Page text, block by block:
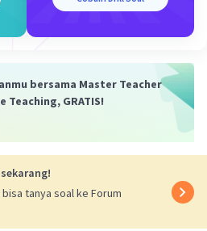
Iklanbersama Master Teacher
Teaching, GRATIS!
tanya soal ke Forum